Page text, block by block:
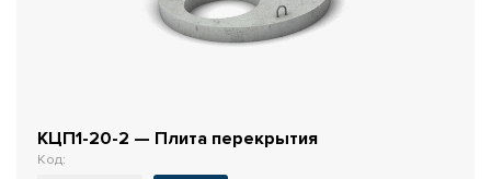
КЦП1-20-2 — Плита перекрытия
Код: